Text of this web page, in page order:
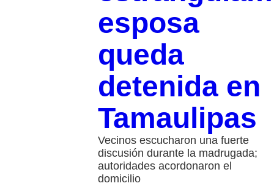
esposa
queda
detenida en
Tamaulipas
Vecinos escucharon una fuerte
discusión durante la madrugada;
autoridades acordonaron el
domicilio